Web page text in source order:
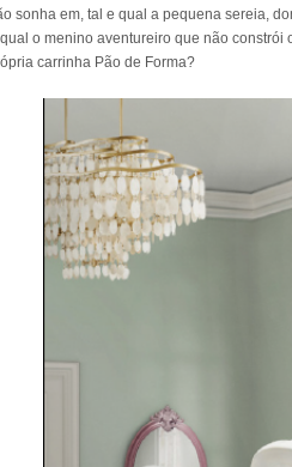
sonha em, tal e qual a pequena sereia,
qual o menino aventureiro que não
carrinha Pão de Forma?